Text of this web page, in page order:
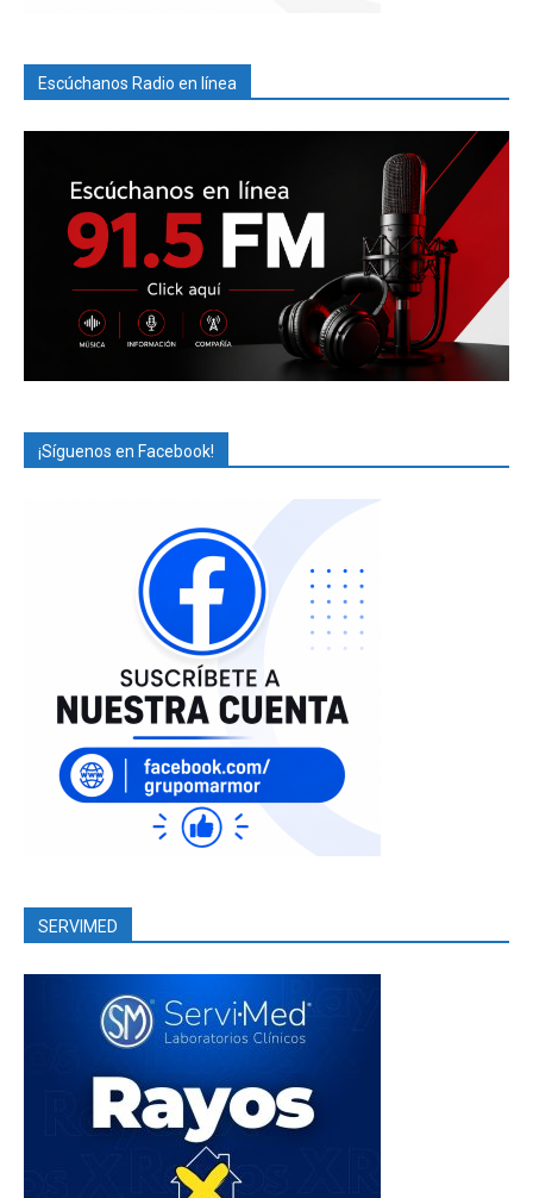
Escúchanos Radio en línea
¡Síguenos en Facebook!
SERVIMED